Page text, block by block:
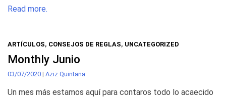
Read more.
ARTÍCULOS, CONSEJOS DE REGLAS, UNCATEGORIZED
Monthly Junio
03/07/2020 | Aziz Quintana
Un mes más estamos aquí para contaros todo lo acaecido